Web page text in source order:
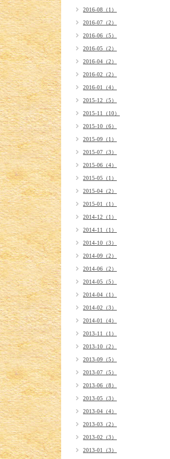
2016-08（1）
2016-07（2）
2016-06（5）
2016-05（2）
2016-04（2）
2016-02（2）
2016-01（4）
2015-12（5）
2015-11（10）
2015-10（6）
2015-09（1）
2015-07（3）
2015-06（4）
2015-05（1）
2015-04（2）
2015-01（1）
2014-12（1）
2014-11（1）
2014-10（3）
2014-09（2）
2014-06（2）
2014-05（5）
2014-04（1）
2014-02（3）
2014-01（4）
2013-11（1）
2013-10（2）
2013-09（5）
2013-07（5）
2013-06（8）
2013-05（3）
2013-04（4）
2013-03（2）
2013-02（3）
2013-01（3）